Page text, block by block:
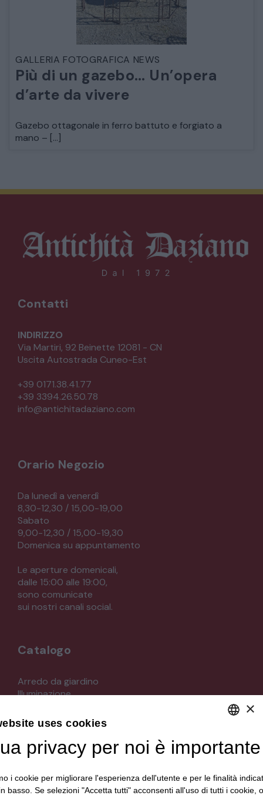
GALLERIA FOTOGRAFICA NEWS
Più di un gazebo… Un’opera
d’arte da vivere
Gazebo ottagonale in ferro battuto e forgiato a
mano – […]
Contatti
INDIRIZZO
Via Martiri, 92 Beinette 12081 - CN
Uscita Autostrada Cuneo-Est
+39 0171.38.41.77
+39 3394.26.50.78
info@antichitadaziano.com
Orario Negozio
Da lunedì a venerdì
8,30-12,30 / 15,00-19,00
Sabato
9,00-12,30 / 15,00-19,30
Domenica su appuntamento
Le aperture domenicali,
dalle 15:00 alle 19:00,
sono comunicate
sui nostri canali social.
Catalogo
Arredo da giardino
Illuminazione
Mobili
Oggettistica
Orologeria
Quadri stampe
Strumenti musicali e accessori
Tappeti e tessuti
DEFAULT LANGUAGE
ITALIAN
×
uses cookies
privacy per noi è importante
i cookie per migliorare l'esperienza dell'utente e per le finalità
basso. Se selezioni "Accetta tutti" acconsenti all'uso di tutti i cookie,